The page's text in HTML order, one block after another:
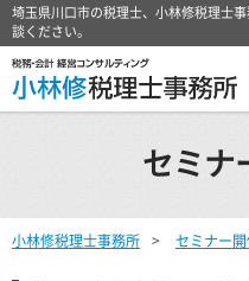
埼玉県川口市の税理士、小林修税理士
談ください。
セミナ
小林修税理士事務所 セミナー開